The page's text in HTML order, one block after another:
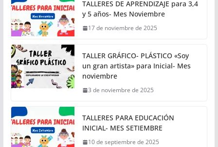
TALLERES DE APRENDIZAJE para 3,4
y 5 años- Mes Noviembre
17 de noviembre de 2025
TALLER GRÁFICO- PLÁSTICO «Soy
un gran artista» para Inicial- Mes
noviembre
3 de noviembre de 2025
TALLERES PARA EDUCACIÓN
INICIAL- MES SETIEMBRE
10 de septiembre de 2025